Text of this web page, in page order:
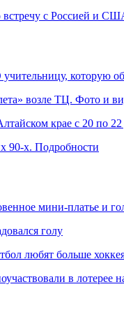
встречу с Россией и
которую
возле ТЦ. Фото и
крае с 20 по 22
90-х. Подробности
мини-платье и
голу
любят больше
в лотерее